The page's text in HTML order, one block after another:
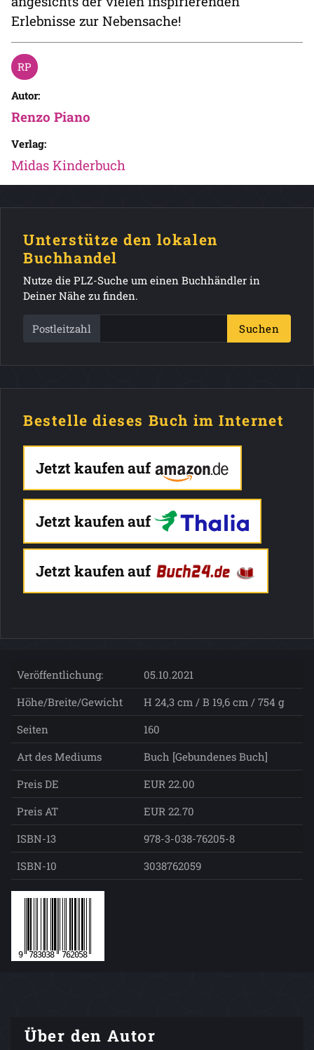
Erlebnisse zur Nebensache!
Autor:
Renzo Piano
Verlag:
Midas Kinderbuch
Unterstütze den lokalen
Buchhandel
Nutze die PLZ-Suche um einen Buchhändler in
Deiner Nähe zu finden.
Postleitzahl Suchen
Bestelle dieses Buch im Internet
Jetzt kaufen auf
Jetzt kaufen auf
Jetzt kaufen auf
Veröffentlichung:
05.10.2021
Höhe/Breite/Gewicht
H 24,3 cm / B 19,6 cm / 754 g
Seiten
160
Art des Mediums
Buch [Gebundenes Buch]
Preis DE
EUR 22.00
Preis AT
EUR 22.70
ISBN-13
978-3-038-76205-8
ISBN-10
3038762059
Über den Autor